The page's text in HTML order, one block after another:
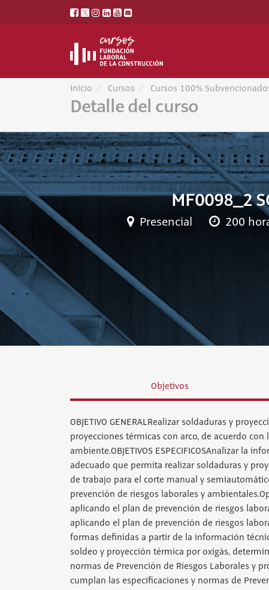
Inicio Cursos Cursos 100%
Detalle del curso
MF0098_2
Presencial 200
Objetivos
OBJETIVO GENERALRealizar soldaduras y
proyecciones térmicas con arco, de acuerdo
ambiente.OBJETIVOS ESPECIFICOSAnalizar
adecuado que permita realizar soldaduras y
de trabajo para el corte manual y
prevención de riesgos laborales y
aplicando el plan de prevención de riesgos
aplicando el plan de prevención de riesgos
formas definidas a partir de la información
soldeo y proyección térmica por oxigás,
normas de Prevención de Riesgos Laborales y
cumplan las especificaciones y normas de